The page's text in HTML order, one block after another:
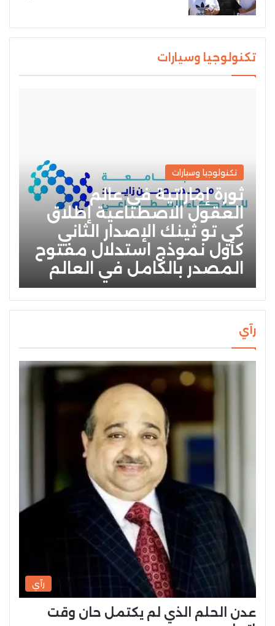
تكنولوجيا وسيارات
تكنولوجيا وسيارات
ثورة إماراتية في عالم
العقول الاصطناعية إطلاق
كي تو ثينك الإصدار الثاني
كأول نموذج استدلال مفتوح
المصدر بالكامل في العالم
رآي
رآي
عدن الحلم الذي لم يكتمل حان وقت